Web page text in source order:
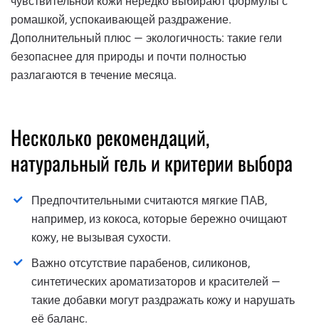
ромашкой, успокаивающей раздражение.
Дополнительный плюс — экологичность: такие гели
безопаснее для природы и почти полностью
разлагаются в течение месяца.
Несколько рекомендаций,
натуральный гель и критерии выбора
Предпочтительными считаются мягкие ПАВ,
например, из кокоса, которые бережно очищают
кожу, не вызывая сухости.
Важно отсутствие парабенов, силиконов,
синтетических ароматизаторов и красителей —
такие добавки могут раздражать кожу и нарушать
её баланс.